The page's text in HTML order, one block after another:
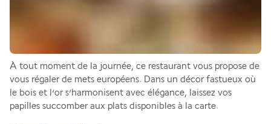
À tout moment de la journée, ce restaurant vous propose de
vous régaler de mets européens. Dans un décor fastueux où
le bois et l’or s’harmonisent avec élégance, laissez vos
papilles succomber aux plats disponibles à la carte.